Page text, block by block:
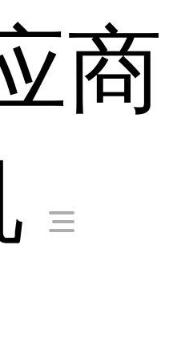
商